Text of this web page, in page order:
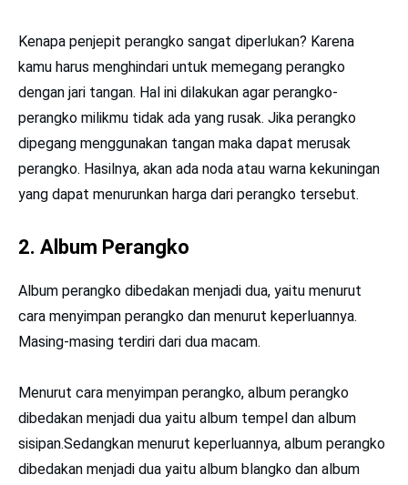
Kenapa penjepit perangko sangat diperlukan? Karena
kamu harus menghindari untuk memegang perangko
dengan jari tangan. Hal ini dilakukan agar perangko-
perangko milikmu tidak ada yang rusak. Jika perangko
dipegang menggunakan tangan maka dapat merusak
perangko. Hasilnya, akan ada noda atau warna kekuningan
yang dapat menurunkan harga dari perangko tersebut.
2. Album Perangko
Album perangko dibedakan menjadi dua, yaitu menurut
cara menyimpan perangko dan menurut keperluannya.
Masing-masing terdiri dari dua macam.
Menurut cara menyimpan perangko, album perangko
dibedakan menjadi dua yaitu album tempel dan album
sisipan.Sedangkan menurut keperluannya, album perangko
dibedakan menjadi dua yaitu album blangko dan album